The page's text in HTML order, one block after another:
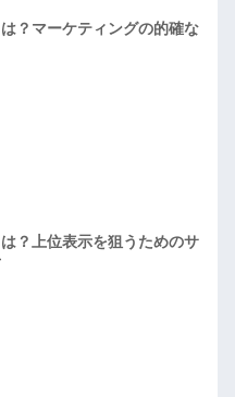
？マーケティングの的確な
？上位表示を狙うためのサ